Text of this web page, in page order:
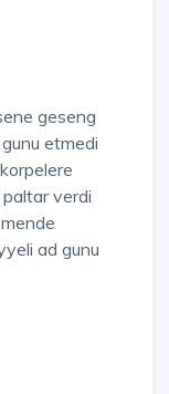
geseng
etmedi
verdi
ad gunu